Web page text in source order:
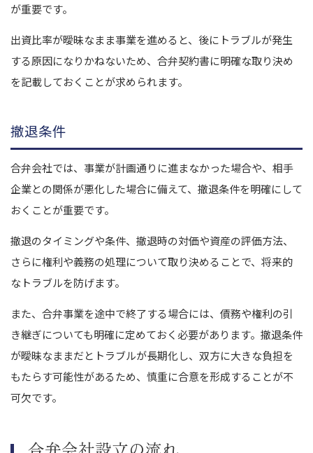
が重要です。
出資比率が曖昧なまま事業を進めると、後にトラブルが発生
する原因になりかねないため、合弁契約書に明確な取り決め
を記載しておくことが求められます。
撤退条件
合弁会社では、事業が計画通りに進まなかった場合や、相手
企業との関係が悪化した場合に備えて、撤退条件を明確にして
おくことが重要です。
撤退のタイミングや条件、撤退時の対価や資産の評価方法、
さらに権利や義務の処理について取り決めることで、将来的
なトラブルを防げます。
また、合弁事業を途中で終了する場合には、債務や権利の引
き継ぎについても明確に定めておく必要があります。撤退条件
が曖昧なままだとトラブルが長期化し、双方に大きな負担を
もたらす可能性があるため、慎重に合意を形成することが不
可欠です。